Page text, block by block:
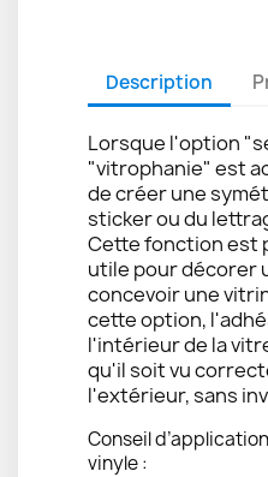
Description
Lorsque l'option
"vitrophanie" est
de créer une
sticker ou du
Cette fonction est
utile pour décorer
concevoir une
cette option,
l'intérieur de la
qu'il soit vu
l'extérieur, sans
Conseil
vinyle :